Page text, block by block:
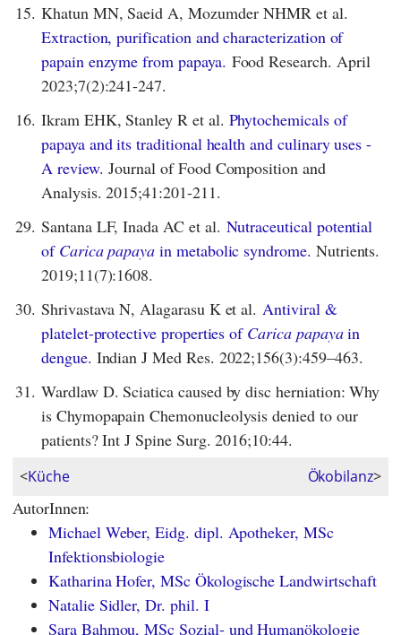
15. Khatun MN, Saeid A, Mozumder NHMR et al.
Extraction, purification and characterization of
papain enzyme from papaya. Food Research. April
2023;7(2):241-247.
16. Ikram EHK, Stanley R et al. Phytochemicals of
papaya and its traditional health and culinary uses -
A review. Journal of Food Composition and
Analysis. 2015;41:201-211.
29. Santana LF, Inada AC et al. Nutraceutical potential
of Carica papayain metabolic syndrome. Nutrients.
2019;11(7):1608.
30. Shrivastava N, Alagarasu K et al.Antiviral &
platelet-protective properties of Carica papayain
dengue. Indian J Med Res. 2022;156(3):459–463.
31. Wardlaw D. Sciatica caused by disc herniation: Why
is Chymopapain Chemonucleolysis denied to our
patients? Int J Spine Surg. 2016;10:44.
<Küche Ökobilanz>
AutorInnen:
Michael Weber, Eidg. dipl. Apotheker, MSc
Infektionsbiologie
Katharina Hofer, MSc Ökologische Landwirtschaft
Natalie Sidler, Dr. phil. I
Sara Bahmou, MSc Sozial- und Humanökologie